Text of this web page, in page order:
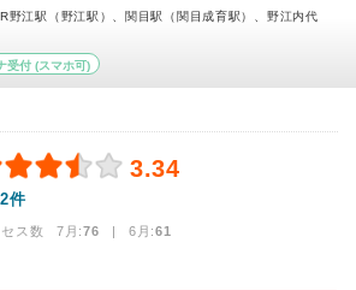
野江駅（野江駅）、関目駅（関目成育駅）、野江内代
受付(スマホ可)
3.34
2件
セス数 7月:76 | 6月:61